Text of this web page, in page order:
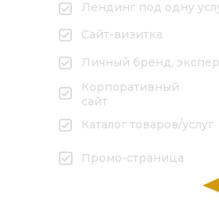
Лендинг под одну
Сайт-визитка
Корпоративный
сайт
Каталог товаров/услуг
Личный бренд,
Промо-страница